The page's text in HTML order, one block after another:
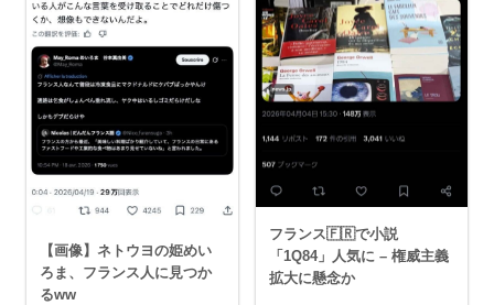
【画像】ネトウヨの姫めい
ろま、フランス人に見つか
るww
フランス🇫🇷で小説
「1Q84」人気に – 権威主義
拡大に懸念か